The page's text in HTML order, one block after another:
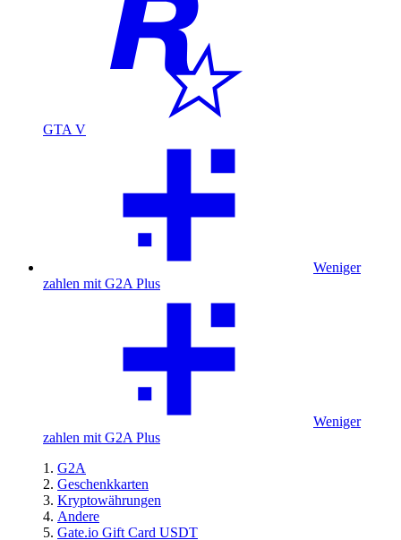
GTA V
Weniger
zahlen mit G2A Plus
Weniger
zahlen mit G2A Plus
G2A
Geschenkkarten
Kryptowährungen
Andere
Gate.io Gift Card USDT